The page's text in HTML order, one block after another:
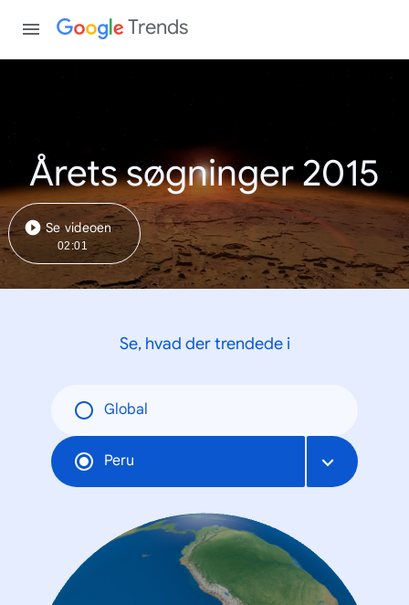
Trends
Årets søgninger 2015
Se videoen
02:01
Se, hvad der trendede i
Global
Peru